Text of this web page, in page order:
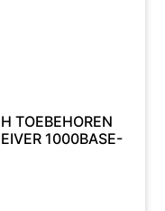
TOEBEHOREN
1000BASE-